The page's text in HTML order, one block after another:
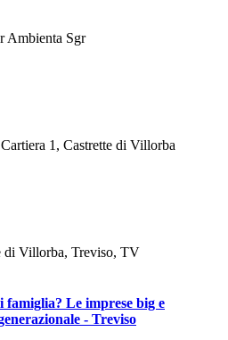
Ambienta Sgr
1, Castrette di Villorba
di Villorba, Treviso, TV
famiglia? Le imprese big e
- Treviso